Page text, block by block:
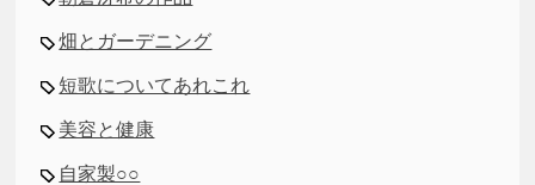
畑とガーデニング
短歌についてあれこれ
美容と健康
自家製○○